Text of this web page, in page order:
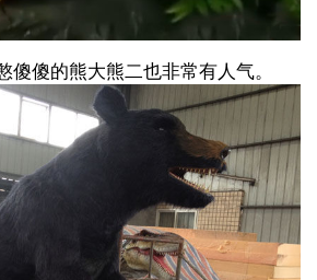
傻傻的熊大熊二也非常有人气。